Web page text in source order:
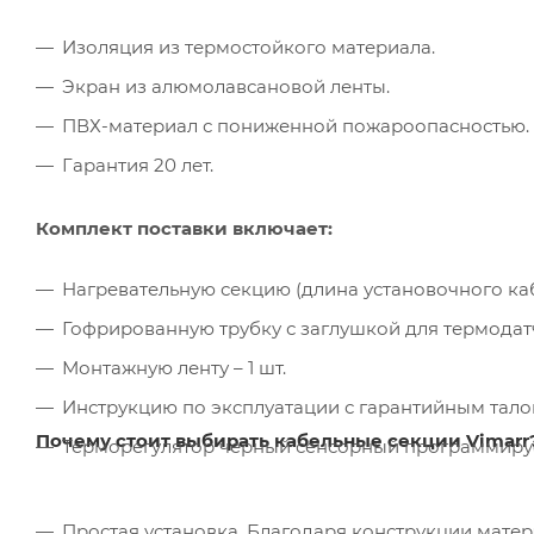
Изоляция из термостойкого материала.
Экран из алюмолавсановой ленты.
ПВХ-материал с пониженной пожароопасностью.
Гарантия 20 лет.
Комплект поставки включает:
Нагревательную секцию (длина установочного
Гофрированную трубку с заглушкой для
Монтажную ленту – 1 шт.
Инструкцию по эксплуатации с гарантийным
Терморегулятор черный сенсорный
Почему стоит выбирать кабельные секции